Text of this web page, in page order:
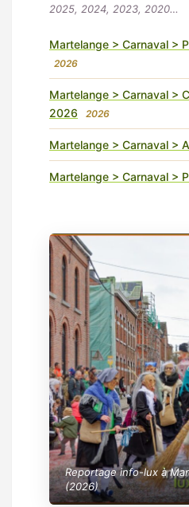
2025, 2024, 2023, 2020…
Martelange > Carnaval >
2026
Martelange > Carnaval >
2026
2026
Martelange > Carnaval >
Martelange > Carnaval >
Reportage info-lux à
(2026)